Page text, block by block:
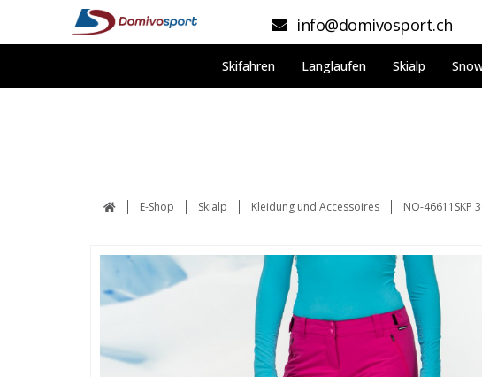
info@domivosport.ch
Skifahren Langlaufen Skialp
E-Shop Skialp Kleidung und Accessoires NO-46611SKP